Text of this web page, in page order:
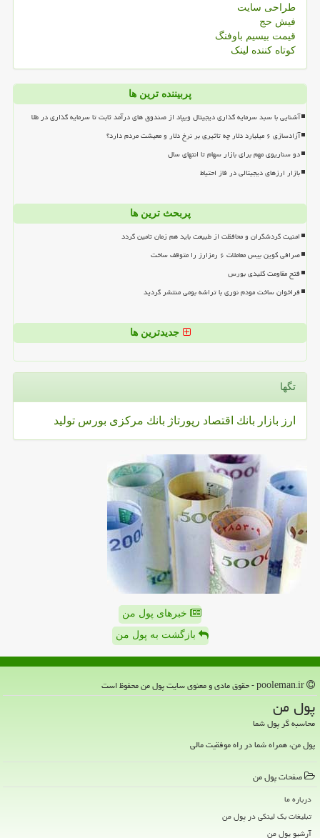
طراحی سایت
فیش حج
قیمت بیسیم باوفنگ
کوتاه کننده لینک
پربیننده ترین ها
آشنایی با سبد سرمایه گذاری دیجیتال ویپاد از صندوق های درآمد ثابت تا سرمایه گذاری در طلا
آزادسازی ۶ میلیارد دلار چه تاثیری بر نرخ دلار و معیشت مردم دارد؟
دو سناریوی مهم برای بازار سهام تا انتهای سال
بازار ارزهای دیجیتالی در فاز احتیاط
پربحث ترین ها
امنیت گردشگران و محافظت از طبیعت باید هم زمان تامین گردد
صرافی کوین بیس معاملات ۶ رمزارز را متوقف ساخت
فتح مقاومت کلیدی بورس
فراخوان ساخت مودم نوری با تراشه بومی منتشر گردید
جدیدترین ها
تگها
ارز بازار بانك اقتصاد رپورتاژ بانك مركزی بورس تولید
خبرهای پول من
بازگشت به پول من
پول من
محاسبه گر پول شما
پول من، همراه شما در راه موفقیت مالی
صفحات پول من
درباره ما
تبلیغات بک لینکی در پول من
آرشیو پول من